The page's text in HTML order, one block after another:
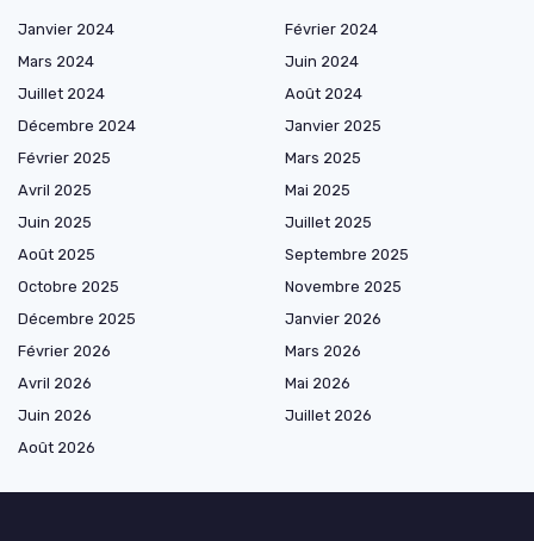
Janvier 2024
Février 2024
Mars 2024
Juin 2024
Juillet 2024
Août 2024
Décembre 2024
Janvier 2025
Février 2025
Mars 2025
Avril 2025
Mai 2025
Juin 2025
Juillet 2025
Août 2025
Septembre 2025
Octobre 2025
Novembre 2025
Décembre 2025
Janvier 2026
Février 2026
Mars 2026
Avril 2026
Mai 2026
Juin 2026
Juillet 2026
Août 2026